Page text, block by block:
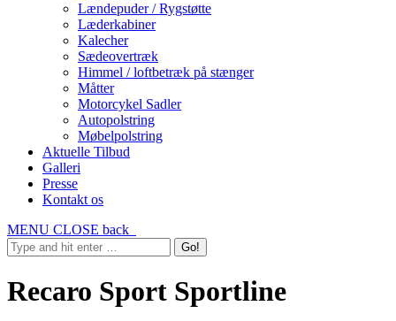
Lændepuder / Rygstøtte
Læderkabiner
Kalecher
Sædeovertræk
Himmel / loftbetræk på stænger
Måtter
Motorcykel Sadler
Autopolstring
Møbelpolstring
Aktuelle Tilbud
Galleri
Presse
Kontakt os
MENU CLOSE back
Recaro Sport Sportline